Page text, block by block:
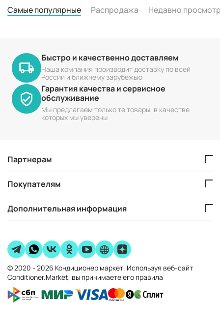
Самые популярные Распродажа Недавно
Быстро и качественно доставляем
Наша компания производит доставку по всей
России и ближнему зарубежью
Гарантия качества и сервисное
обслуживание
Мы предлагаем только те товары, в качестве
которых мы уверены
Партнерам
Покупателям
Дополнительная информация
© 2020 - 2026 Кондиционер маркет. Используя веб-сайт
Conditioner.Market, вы принимаете его правила